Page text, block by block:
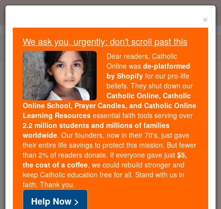
Skip
content
We ask you, urgently: don't scroll past this
Dear readers, Catholic Online
wasde-platformed by Shopify
for our pro-life beliefs. They
shut down ourCatholic
Online, Catholic Online School, Prayer Candles, and
Catholic Online Learning Resourcesessential faith
tools serving over2.2 million students and millions of
families worldwide. Our founders, now in their 70's,
just gave their entire life savings to protect this mission.
×
We ask you, urgently: don't scroll past this
Dear readers, Catholic
Online was de-platformed
by Shopify for our pro-life
beliefs. They shut down our
Catholic Online, Catholic
Online School, Prayer Candles, and Catholic Online
Learning Resources essential faith tools serving over
2.2 million students and millions of families
worldwide. Our founders, now in their 70's, just gave
their entire life savings to protect this mission. But fewer
than 2% of readers donate. If everyone gave just $5,
the cost of a coffee, we could rebuild stronger and
keep Catholic education free for all. Stand with us in
faith. Thank you.
Help Now >